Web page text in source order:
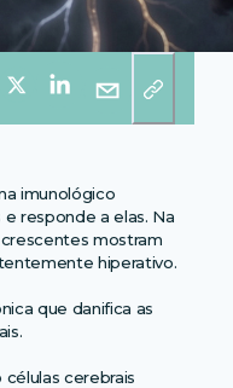
imunológico
responde a elas. Na
mostram
hiperativo.
que danifica as
cerebrais